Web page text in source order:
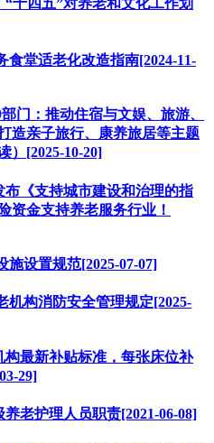
十四五”对养老和文化工作划
食堂适老化改造指南[2024-11-
门：推动住宿与文娱、旅游、
造亲子旅行、康养旅居等主题
）[2025-10-20]
《支持城市建设和治理的指
资金支持养老服务行业！
施设置规范[2025-07-07]
机构消防安全管理规定[2025-
最新补贴标准，每张床位补
29]
老护理人员职责[2021-06-08]